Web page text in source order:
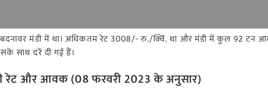
बदनावर मंडी में था। अधिकतम रेट 3008/- रु./क्विं. था और मंडी में कुल 92 टन
साथ दरें दी गई हैं।
रेट और आवक (08 फरवरी 2023 के अनुसार)